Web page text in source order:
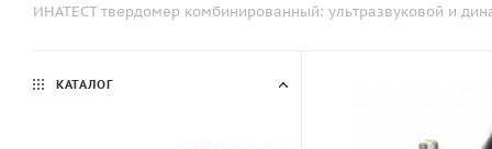
ИНАТЕСТ твердомер комбинированный: ультразвуковой и
КАТАЛОГ